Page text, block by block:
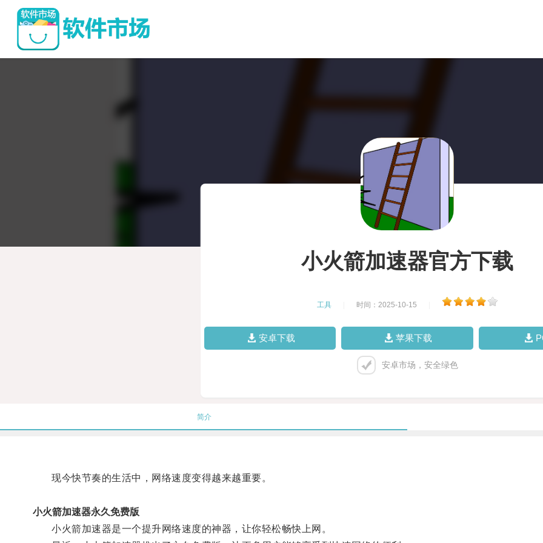
小火箭加速器官方下载
工具 时间：2025-10-15
安卓下载 苹果下载
安卓市场，安全绿色
简介
现今快节奏的生活中，网络速度变得越来越重要。
小火箭加速器永久免费版
小火箭加速器是一个提升网络速度的神器，让你轻松畅快上网。